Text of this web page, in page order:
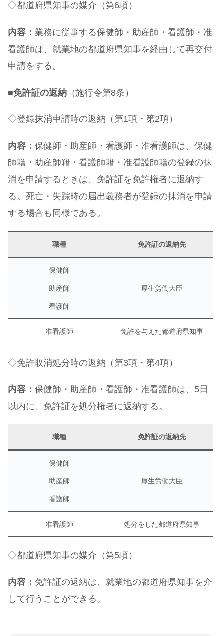
◇都道府県知事の媒介（第6項）
内容： 業務に従事する保健師・助産師・看護師・准
看護師は、就業地の都道府県知事を経由して再交付
申請をする。
■免許証の返納 （施行令第8条）
◇登録抹消申請時の返納（第1項・第2項）
内容： 保健師・助産師・看護師・准看護師は、保健
師籍・助産師籍・看護師籍・准看護師籍の登録の抹
消を申請するときは、免許証を免許権者に返納す
る。死亡・失踪時の届出義務者が登録の抹消を申請
する場合も同様である。
職種 免許証の返納先
保健師
助産師
看護師
厚生労働大臣
准看護師 免許を与えた都道府県知事
◇免許取消処分時の返納（第3項・第4項）
内容： 保健師・助産師・看護師・准看護師は、5日
以内に、免許証を処分権者に返納する。
職種 免許証の返納先
保健師
助産師
看護師
厚生労働大臣
准看護師 処分をした都道府県知事
◇都道府県知事の媒介（第5項）
内容： 免許証の返納は、就業地の都道府県知事を介
して行うことができる。